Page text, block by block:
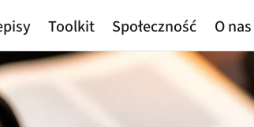
Toolkit Społeczność O nas